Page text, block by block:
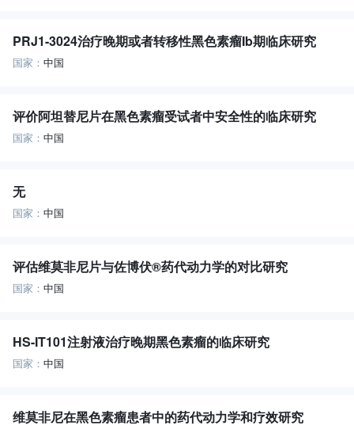
PRJ1-3024治疗晚期或者转移性黑色素瘤Ib期临床研究
国家： 中国
评价阿坦替尼片在黑色素瘤受试者中安全性的临床研究
国家： 中国
无
国家： 中国
评估维莫非尼片与佐博伏®药代动力学的对比研究
国家： 中国
HS-IT101注射液治疗晚期黑色素瘤的临床研究
国家： 中国
维莫非尼在黑色素瘤患者中的药代动力学和疗效研究